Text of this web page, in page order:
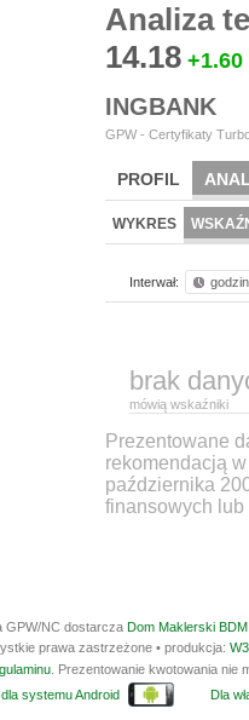
Analiza
14.18 +1.60
INGBANK
GPW - Certyfikaty
PROFIL
WYKRES
Interwał:
brak
mówią wskaźniki
Prezentowane
rekomendacją
października
finansowych lub
GPW/NC dostarcza Dom Maklerski
prawa zastrzeżone • produkcja:
. Prezentowanie kwotowania
systemu Android Dla